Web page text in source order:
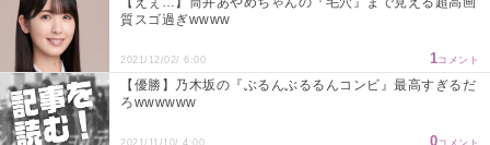
質スゴ過ぎwwww
2021/12/02/ 6:00 1コメント
【優勝】乃木坂の『ぶるんぶるるんコンビ』最高すぎるだ
ろwwwwww
2021/11/10/ 4:00 0コメント